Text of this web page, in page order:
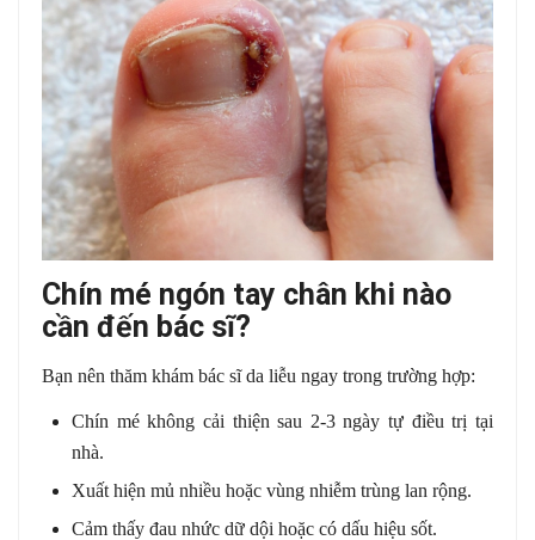
Chín mé ngón tay chân khi nào
cần đến bác sĩ?
Bạn nên thăm khám bác sĩ da liễu ngay trong trường hợp:
Chín mé không cải thiện sau 2-3 ngày tự điều trị tại
nhà.
Xuất hiện mủ nhiều hoặc vùng nhiễm trùng lan rộng.
Cảm thấy đau nhức dữ dội hoặc có dấu hiệu sốt.